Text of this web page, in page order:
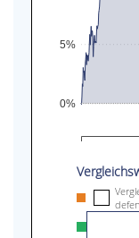
0%
5%